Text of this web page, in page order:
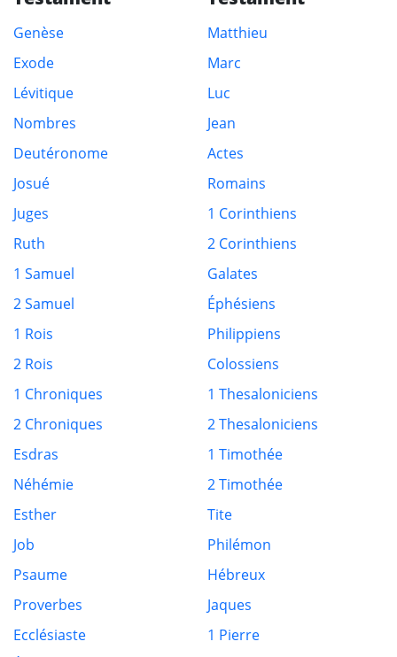
Genèse
Exode
Lévitique
Nombres
Deutéronome
Josué
Juges
Ruth
1 Samuel
2 Samuel
1 Rois
2 Rois
1 Chroniques
2 Chroniques
Esdras
Néhémie
Esther
Job
Psaume
Proverbes
Ecclésiaste
Matthieu
Marc
Luc
Jean
Actes
Romains
1 Corinthiens
2 Corinthiens
Galates
Éphésiens
Philippiens
Colossiens
1 Thesaloniciens
2 Thesaloniciens
1 Timothée
2 Timothée
Tite
Philémon
Hébreux
Jaques
1 Pierre